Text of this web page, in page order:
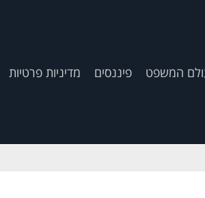
המשפט פיננסים מדיניות פרטיות